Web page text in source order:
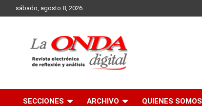
to
sábado, agosto 8, 2026
SECCIONES ARCHIVO QUIENES SOMOS